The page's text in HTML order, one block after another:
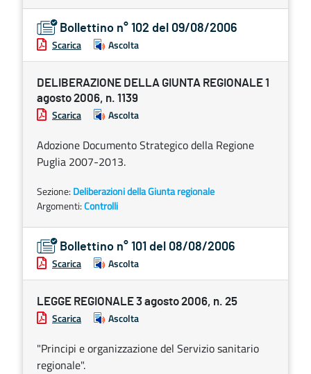
Bollettino n° 102 del 09/08/2006
Scarica Ascolta
DELIBERAZIONE DELLA GIUNTA REGIONALE 1
agosto 2006, n. 1139
Scarica Ascolta
Adozione Documento Strategico della Regione
Puglia 2007-2013.
Sezione: Deliberazioni della Giunta regionale
Argomenti:Controlli
Bollettino n° 101 del 08/08/2006
Scarica Ascolta
LEGGE REGIONALE 3 agosto 2006, n. 25
Scarica Ascolta
"Principi e organizzazione del Servizio sanitario
regionale".